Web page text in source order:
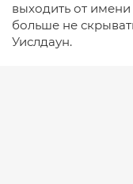
выходить от
больше не
Уислдаун.